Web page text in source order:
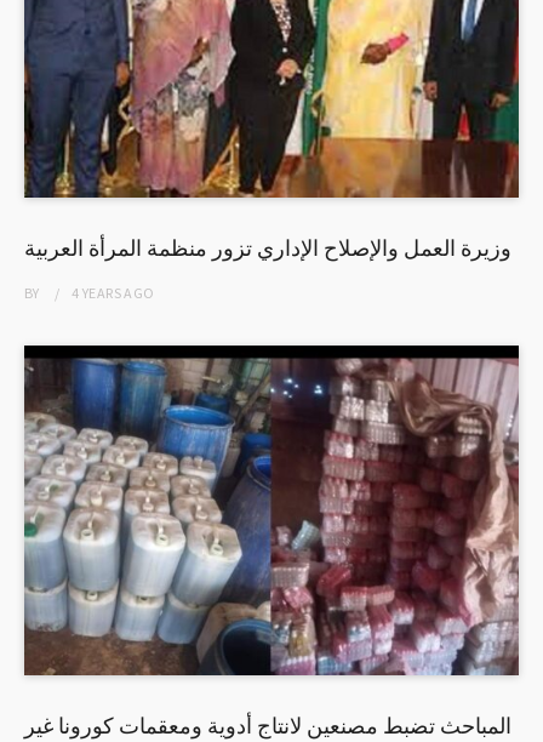
وزيرة العمل والإصلاح الإداري تزور منظمة المرأة العربية
BY 4 YEARSAGO
المباحث تضبط مصنعين لانتاج أدوية ومعقمات كورونا غير